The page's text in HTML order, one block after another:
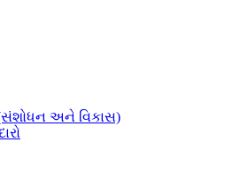
અને વિકાસ)